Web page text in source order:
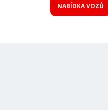
NABÍDKA VOZŮ